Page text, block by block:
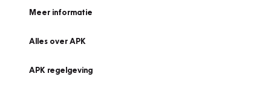
Meer informatie
Alles over APK
APK regelgeving